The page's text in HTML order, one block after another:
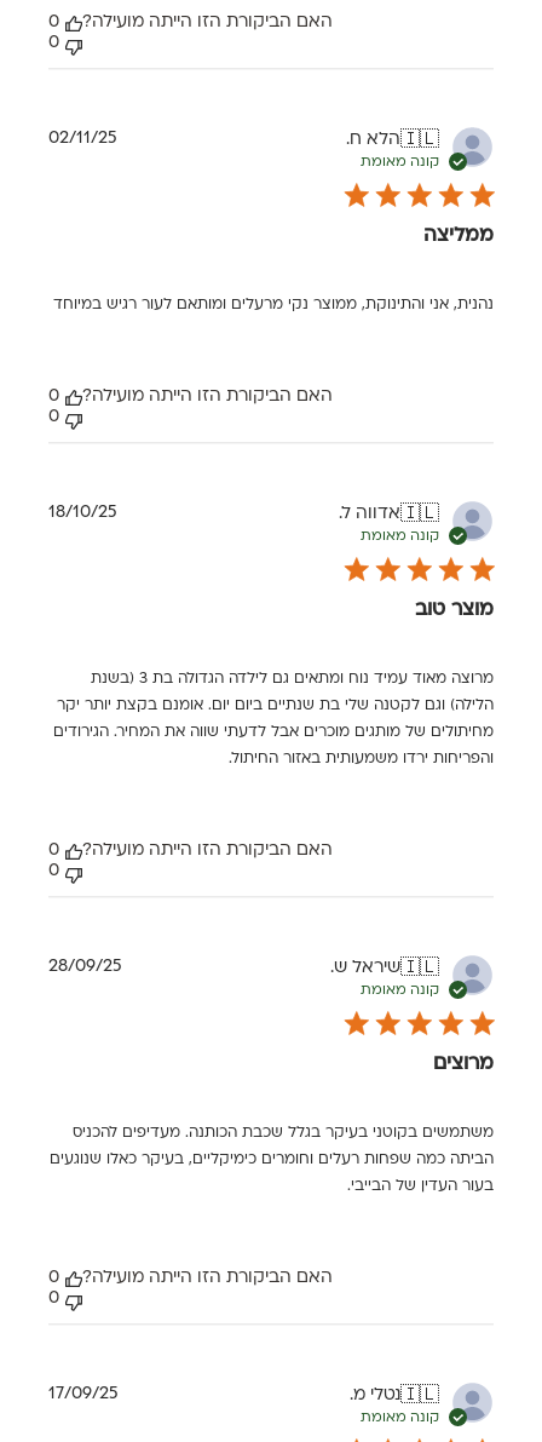
האם הביקורת הזו הייתה מועילה?
0
0
🇮🇱הלא ח.
קונה מאומת
ממליצה
נהנית, אני והתינוקת, ממוצר נקי מרעלים ומותאם לעור רגיש במיוחד
תאריך02/11/25
האם הביקורת הזו הייתה מועילה?
0
0
🇮🇱אדווה ל.
קונה מאומת
מוצר טוב
מרוצה מאוד עמיד נוח ומתאים גם לילדה הגדולה בת 3 (בשנת
הלילה) וגם לקטנה שלי בת שנתיים ביום יום. אומנם בקצת יותר יקר
מחיתולים של מותגים מוכרים אבל לדעתי שווה את המחיר. הגירודים
והפריחות ירדו משמעותית באזור החיתול.
תאריך18/10/25
האם הביקורת הזו הייתה מועילה?
0
0
🇮🇱שיראל ש.
קונה מאומת
מרוצים
משתמשים בקוטני בעיקר בגלל שכבת הכותנה. מעדיפים להכניס
הביתה כמה שפחות רעלים וחומרים כימיקליים, בעיקר כאלו שנוגעים
בעור העדין של הבייבי.
תאריך28/09/25
האם הביקורת הזו הייתה מועילה?
0
0
🇮🇱נטלי מ.
קונה מאומת
תאריך17/09/25